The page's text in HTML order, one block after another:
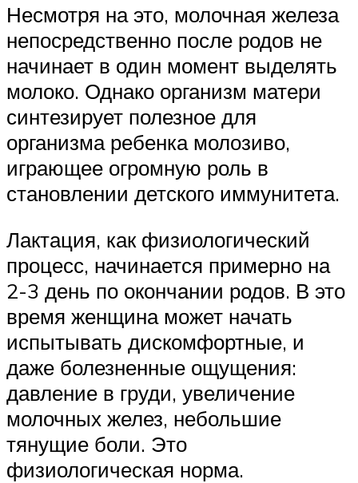
Несмотря на это, молочная железа
непосредственно после родов не
начинает в один момент выделять
молоко. Однако организм матери
синтезирует полезное для
организма ребенка молозиво,
играющее огромную роль в
становлении детского иммунитета.
Лактация, как физиологический
процесс, начинается примерно на
2-3 день по окончании родов. В это
время женщина может начать
испытывать дискомфортные, и
даже болезненные ощущения:
давление в груди, увеличение
молочных желез, небольшие
тянущие боли. Это
физиологическая норма.